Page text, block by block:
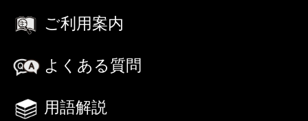
ご利用案内
よくある質問
用語解説